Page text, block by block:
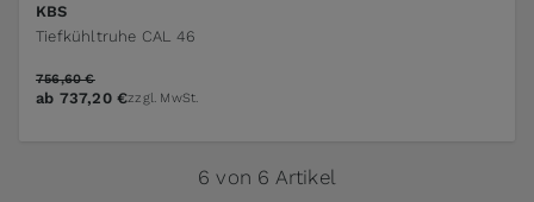
KBS
Tiefkühltruhe CAL 46
ab 737,20 €
756,60 €
zzgl. MwSt.
6 von 6 Artikel